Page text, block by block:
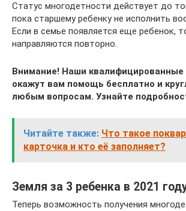
Статус многодетности действует до
пока старшему ребенку не исполнить
Если в семье появляется еще ребенок,
направляются повторно.
Внимание! Наши
окажут вам помощь бесплатно и
любым вопросам. Узнайте
Читайте также: Что такое
карточка и кто её заполняет?
Земля за 3 ребенка в 2021
Теперь возможность получения